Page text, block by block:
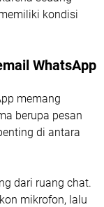
kondisi
WhatsApp
memang
berupa pesan
di antara
dari ruang chat.
mikrofon, lalu